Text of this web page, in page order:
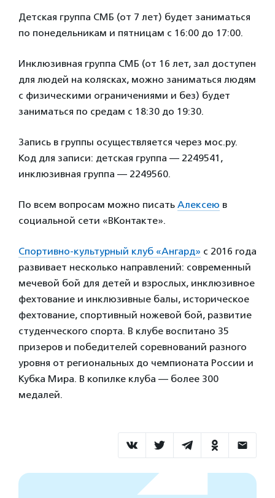
Детская группа СМБ (от 7 лет) будет заниматься
по понедельникам и пятницам с 16:00 до 17:00.
Инклюзивная группа СМБ (от 16 лет, зал доступен
для людей на колясках, можно заниматься людям
с физическими ограничениями и без) будет
заниматься по средам с 18:30 до 19:30.
Запись в группы осуществляется через мос.ру.
Код для записи: детская группа — 2249541,
инклюзивная группа — 2249560.
По всем вопросам можно писать Алексею в
социальной сети «ВКонтакте».
Спортивно-культурный клуб «Ангард» с 2016 года
развивает несколько направлений: современный
мечевой бой для детей и взрослых, инклюзивное
фехтование и инклюзивные балы, историческое
фехтование, спортивный ножевой бой, развитие
студенческого спорта. В клубе воспитано 35
призеров и победителей соревнований разного
уровня от региональных до чемпионата России и
Кубка Мира. В копилке клуба — более 300
медалей.